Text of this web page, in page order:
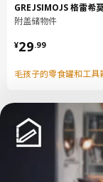
GREJSIMOJS 格雷希
附盖储物件
¥29.99
¥ 29.99
毛孩子的零食罐和工具